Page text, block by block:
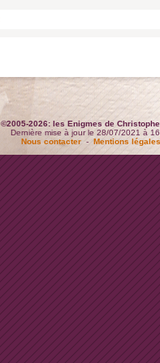
©2005-2026: les Enigmes de
Dernière mise à jour le 28/07/2021 à
Nous contacter -Mentions légales